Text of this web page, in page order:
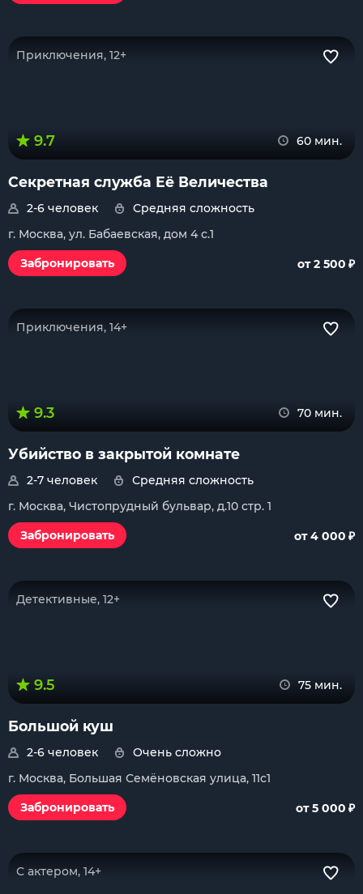
Приключения, 12+
9.7 60 мин.
Секретная служба Её Величества
2-6 человек
Средняя сложность
г. Москва, ул. Бабаевская, дом 4 с.1
Забронировать
от 2 500 ₽
Приключения, 14+
9.3 70 мин.
Убийство в закрытой комнате
2-7 человек
Средняя сложность
г. Москва, Чистопрудный бульвар, д.10 стр. 1
Забронировать
от 4 000 ₽
Детективные, 12+
9.5 75 мин.
Большой куш
2-6 человек
Очень сложно
г. Москва, Большая Семёновская улица, 11с1
Забронировать
от 5 000 ₽
С актером, 14+